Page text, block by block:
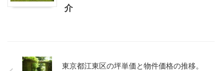
介
東京都江東区の坪単価と物件価格の推移。